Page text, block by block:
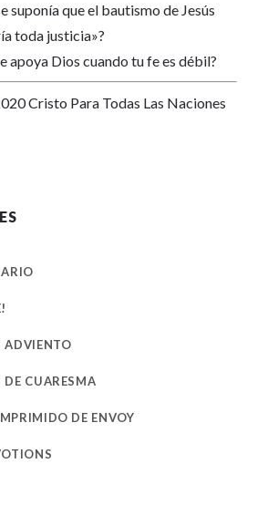
suponía que el bautismo de Jesús
toda justicia»?
apoya Dios cuando tu fe es débil?
Cristo Para Todas Las Naciones
ADVIENTO
DE CUARESMA
DE ENVOY